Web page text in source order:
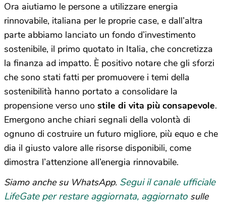
Ora aiutiamo le persone a utilizzare energia
rinnovabile, italiana per le proprie case, e dall’altra
parte abbiamo lanciato un fondo d’investimento
sostenibile, il primo quotato in Italia, che concretizza
la finanza ad impatto. È positivo notare che gli sforzi
che sono stati fatti per promuovere i temi della
sostenibilità hanno portato a consolidare la
propensione verso uno stile di vita più consapevole.
Emergono anche chiari segnali della volontà di
ognuno di costruire un futuro migliore, più equo e che
dia il giusto valore alle risorse disponibili, come
dimostra l’attenzione all’energia rinnovabile.
Siamo anche su WhatsApp. Segui il canale ufficiale
LifeGate per restare aggiornata, aggiornato sulle